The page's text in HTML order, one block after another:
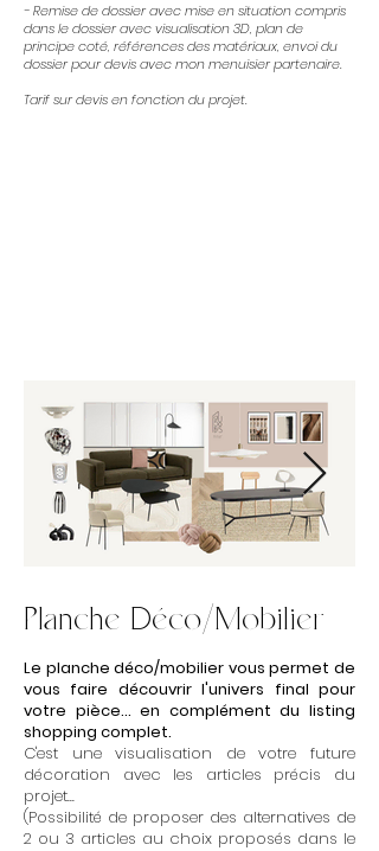
- Remise de dossier avec mise en situation compris
dans le dossier avec visualisation 3D, plan de
principe coté, références des matériaux, envoi du
dossier pour devis avec mon menuisier partenaire.
Tarif sur devis en fonction du projet.
Planche Déco/Mobilier
Le planche déco/mobilier vous permet de
vous faire découvrir l'univers final pour
votre pièce... en complément du listing
shopping complet.
C'est une visualisation de votre future
décoration avec les articles précis du
projet...
(Possibilité de proposer des alternatives de
2 ou 3 articles au choix proposés dans le